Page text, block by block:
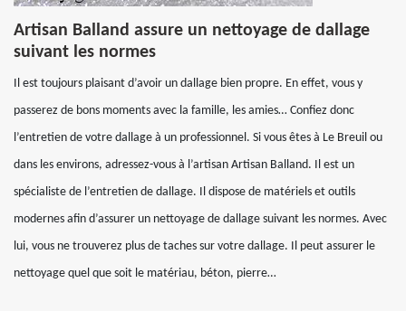
Artisan Balland assure un nettoyage de dallage
suivant les normes
Il est toujours plaisant d’avoir un dallage bien propre. En effet, vous y
passerez de bons moments avec la famille, les amies… Confiez donc
l’entretien de votre dallage à un professionnel. Si vous êtes à Le Breuil ou
dans les environs, adressez-vous à l’artisan Artisan Balland. Il est un
spécialiste de l’entretien de dallage. Il dispose de matériels et outils
modernes afin d’assurer un nettoyage de dallage suivant les normes. Avec
lui, vous ne trouverez plus de taches sur votre dallage. Il peut assurer le
nettoyage quel que soit le matériau, béton, pierre…